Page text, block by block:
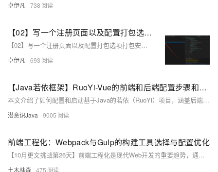
卓伊凡 738
【02】写一个注册页面以及配置打包选项打包安卓apk测试—开发完整的社交APP-前端客户端开发+数据联调|以优雅草商业项目为例做开发-flutter开发-全流程-商业应用级实战开发-优雅草央千澈
【02】写一个注册页面以及配置打包选项打包安卓apk测试—开发完整的社交APP-前端客户端开发+数据联调|以优雅草商业项目为例做开发-flutter开发-全流程-商业应用级实战开发-优雅草央千澈
卓伊凡 693
【Java若依框架】RuoYi-Vue的前端和后端配置步骤和启动步骤
本文介绍了如何配置和启动基于Java的若依（RuoYi）项目，涵盖后端和前端的详细步骤。首先，准备Redis、MySQL以及IDE（如Idea和VS）。接着，通过GitHub获取代码并导入到IDE中，执行必要的SQL文件和配置数据库密码。然后，启动Redis并进行相关配置。最后，按照前端配置步骤克隆前端代码库，打开终端执行命令完成前端配置。整个过程详细记录了每一步的操作，帮助开发者顺利部署若依项目。 如果你觉得有帮助，请点赞、关注和收藏，这将是我持续分享的动力！
潜意识Java 9005
前端工程化：Webpack与Gulp的构建工具选择与配置优化
【10月更文挑战第26天】前端工程化是现代Web开发的重要趋势，通过将前端代码视为工程来管理，提高了开发效率和质量。本文详细对比了Webpack和Gulp两大主流构建工具的选择与配置优化，并提供了具体示例代码。Webpack擅长模块化打包和资源管理，而Gulp则在任务编写和自动化构建方面更具灵活性。两者各有优势，需根据项目需求进行选择和优化。
土木林森 475